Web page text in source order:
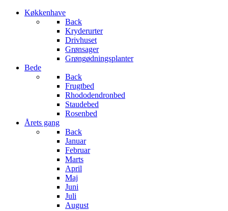
Køkkenhave
Back
Kryderurter
Drivhuset
Grønsager
Grøngødningsplanter
Bede
Back
Frugtbed
Rhododendronbed
Staudebed
Rosenbed
Årets gang
Back
Januar
Februar
Marts
April
Maj
Juni
Juli
August